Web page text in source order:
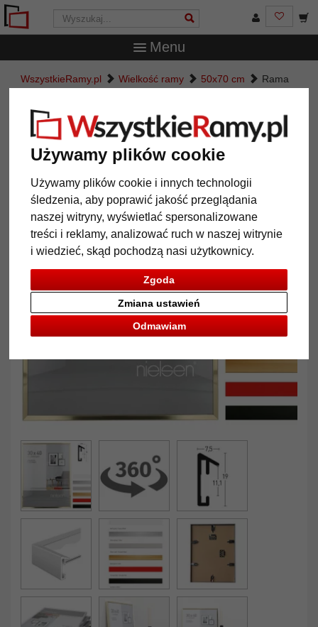
Używamy plików cookie
Używamy plików cookie i innych technologii
śledzenia, aby poprawić jakość przeglądania
naszej witryny, wyświetlać spersonalizowane
treści i reklamy, analizować ruch w naszej witrynie
i wiedzieć, skąd pochodzą nasi użytkownicy.
Zgoda
Odmawiam
Zmiana ustawień
Menu
WszystkieRamy.pl Wielkość ramy 50x70 cm
Rama
Rama aluminiowa Pixel
Powrót